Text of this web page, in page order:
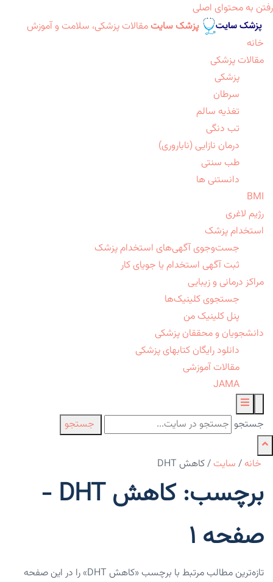
رفتن به محتوای اصلی
پزشک سایت مقالات پزشکی، سلامت و آموزش
خانه
مقالات پزشکی
پزشکی
سرطان
تغذیه سالم
تب دنگی
درمان نازایی (ناباروری)
طب سنتی
دانستنی ها
BMI
رژیم لاغری
استخدام پزشک
جست‌وجوی آگهی‌های استخدام پزشک
ثبت آگهی استخدام یا جویای کار
مراکز درمانی و زیبایی
جستجوی کلینیک‌ها
پنل کلینیک من
دانشجویان و محققان پزشکی
دانلود رایگان کتابهای پزشکی
مقالات آموزشی
JAMA
جستجو جستجو
خانه / سایت /کاهش DHT
برچسب: کاهش DHT -
صفحه 1
تازه‌ترین مطالب مرتبط با برچسب «کاهش DHT» را در این صفحه